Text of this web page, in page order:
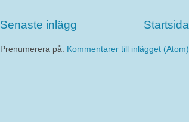
Senaste inlägg Startsida
Prenumerera på: Kommentarer till inlägget (Atom)